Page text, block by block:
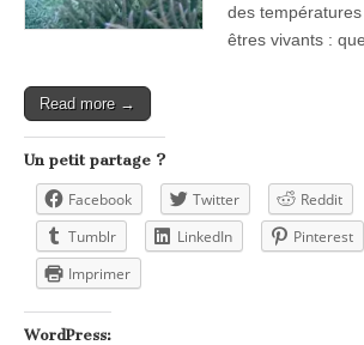
des
êtres vivants :
Read more →
Un petit partage ?
Facebook Twitter Reddit
Tumblr
LinkedIn Pinterest
Imprimer
WordPress: